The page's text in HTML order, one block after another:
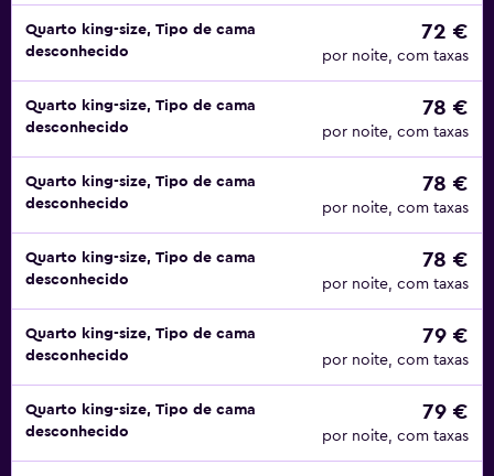
Quarto king-size, Tipo de cama
desconhecido
72 €
por noite, com taxas
Quarto king-size, Tipo de cama
desconhecido
78 €
por noite, com taxas
Quarto king-size, Tipo de cama
desconhecido
78 €
por noite, com taxas
Quarto king-size, Tipo de cama
desconhecido
78 €
por noite, com taxas
Quarto king-size, Tipo de cama
desconhecido
79 €
por noite, com taxas
Quarto king-size, Tipo de cama
desconhecido
79 €
por noite, com taxas